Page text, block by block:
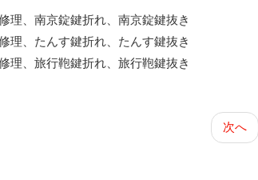
理、南京錠鍵折れ、南京錠鍵抜き
理、たんす鍵折れ、たんす鍵抜き
理、旅行鞄鍵折れ、旅行鞄鍵抜き
次へ